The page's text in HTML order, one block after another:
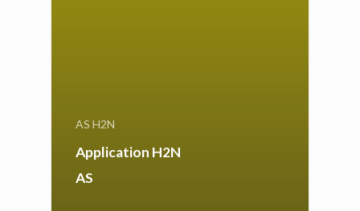
AS H2N
Application H2N
AS